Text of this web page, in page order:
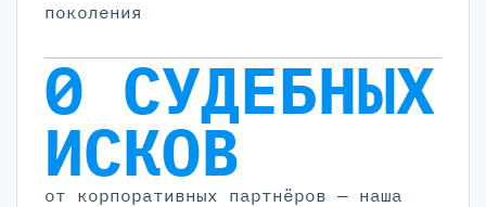
поколения
0 СУДЕБНЫХ
ИСКОВ
от корпоративных партнёров — наша